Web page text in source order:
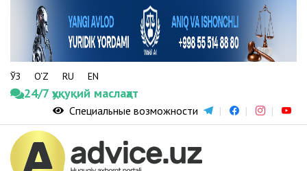
ЎЗ O‘Z RU EN
24/7 ҳуқуқий маслаҳат
Специальные возможности